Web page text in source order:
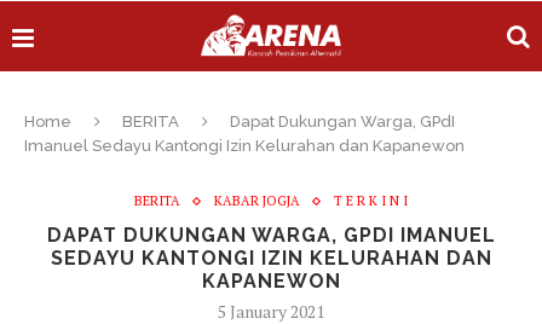
Home BERITA
Dapat Dukungan Warga, GPdI
Imanuel Sedayu Kantongi Izin Kelurahan dan Kapanewon
BERITA KABAR JOGJA T E R K I N I
DAPAT DUKUNGAN WARGA, GPDI IMANUEL
SEDAYU KANTONGI IZIN KELURAHAN DAN
KAPANEWON
5 January 2021